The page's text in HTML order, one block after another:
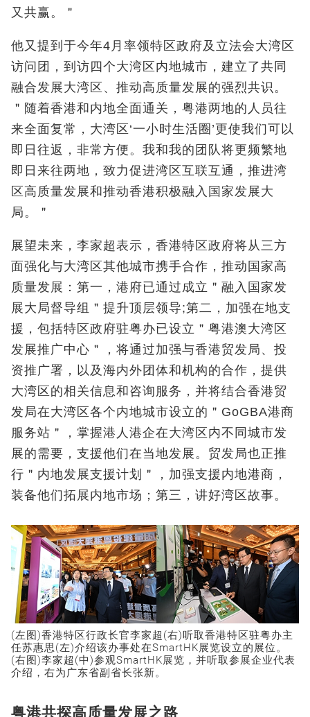
又共赢。＂
他又提到于今年4月率领特区政府及立法会大湾区
访问团，到访四个大湾区内地城市，建立了共同
融合发展大湾区、推动高质量发展的强烈共识。
＂随着香港和内地全面通关，粤港两地的人员往
来全面复常，大湾区‘一小时生活圈’更使我们可以
即日往返，非常方便。我和我的团队将更频繁地
即日来往两地，致力促进湾区互联互通，推进湾
区高质量发展和推动香港积极融入国家发展大
局。＂
展望未来，李家超表示，香港特区政府将从三方
面强化与大湾区其他城市携手合作，推动国家高
质量发展：第一，港府已通过成立＂融入国家发
展大局督导组＂提升顶层领导;第二，加强在地支
援，包括特区政府驻粤办已设立＂粤港澳大湾区
发展推广中心＂，将通过加强与香港贸发局、投
资推广署，以及海内外团体和机构的合作，提供
大湾区的相关信息和咨询服务，并将结合香港贸
发局在大湾区各个内地城市设立的＂GoGBA港商
服务站＂，掌握港人港企在大湾区内不同城市发
展的需要，支援他们在当地发展。贸发局也正推
行＂内地发展支援计划＂，加强支援内地港商，
装备他们拓展内地市场；第三，讲好湾区故事。
(左图)香港特区行政长官李家超(右)听取香港特区驻粤办主
任苏惠思(左)介绍该办事处在SmartHK展览设立的展位。
(右图)李家超(中)参观SmartHK展览，并听取参展企业代表
介绍，右为广东省副省长张新。
粤港共探高质量发展之路